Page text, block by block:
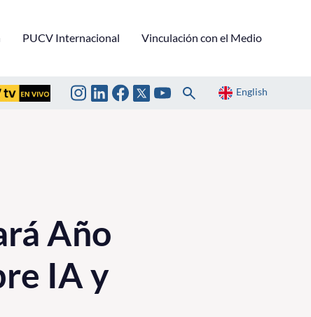
PUCV Internacional Vinculación con el Medio
English
Año
IA y